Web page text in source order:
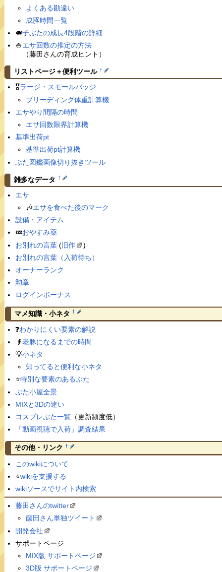
よくある勘違い
成豚時間一覧
🐖子ぶたの成長4段階の詳細
🍚エサ回数の推定の方法
（藤田さんの育成ヒント）
リストページ＋便利ツール †
🎖ラージ・スモールバッジ
ブリーディング体重計算機
エサやり間隔の時間
エサ回数限界計算機
基準出荷pt
基準出荷pt計算機
ぶた図鑑画像切り抜きツール
雑多なデータ †
エサ
🎶エサを食べた後のマーク
設備・アイテム
💤おやすみ薬
お別れの言葉(旧作
)
お別れの言葉（入荷待ち）
オーナーランク
勲章
ログインボーナス
マメ知識・小ネタ †
❓わかりにくい要素の解説
👴老豚になるまでの時間
💡小ネタ
知ってると便利な小ネタ
⭐️特別な要素のあるぶた
ぶた小屋全景
MIXと3Dの違い
コスプレぶた一覧（更新頻度低）
「動画視聴で入荷」調査結果
その他・リンク †
このwikiについて
⭐️wikiを支援する
wikiソースでサイト内検索
藤田さんのtwitter
藤田さん単独ツイート
開発会社
サポートページ
MIX版 サポートページ
3D版 サポートページ